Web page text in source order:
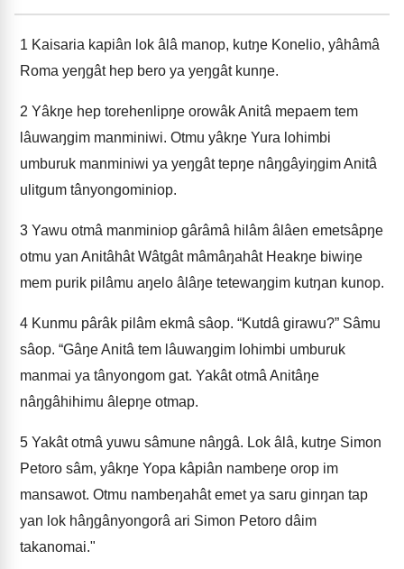
1 Kaisaria kapiân lok âlâ manop, kutŋe Konelio, yâhâmâ
Roma yeŋgât hep bero ya yeŋgât kunŋe.
2 Yâkŋe hep torehenlipŋe orowâk Anitâ mepaem tem
lâuwaŋgim manminiwi. Otmu yâkŋe Yura lohimbi
umburuk manminiwi ya yeŋgât tepŋe nâŋgâyiŋgim Anitâ
ulitgum tânyongominiop.
3 Yawu otmâ manminiop gârâmâ hilâm âlâen emetsâpŋe
otmu yan Anitâhât Wâtgât mâmâŋahât Heakŋe biwiŋe
mem purik pilâmu aŋelo âlâŋe tetewaŋgim kutŋan kunop.
4 Kunmu pârâk pilâm ekmâ sâop. “Kutdâ girawu?” Sâmu
sâop. “Gâŋe Anitâ tem lâuwaŋgim lohimbi umburuk
manmai ya tânyongom gat. Yakât otmâ Anitâŋe
nâŋgâhihimu âlepŋe otmap.
5 Yakât otmâ yuwu sâmune nâŋgâ. Lok âlâ, kutŋe Simon
Petoro sâm, yâkŋe Yopa kâpiân nambeŋe orop im
mansawot. Otmu nambeŋahât emet ya saru ginŋan tap
yan lok hâŋgânyongorâ ari Simon Petoro dâim
takanomai."